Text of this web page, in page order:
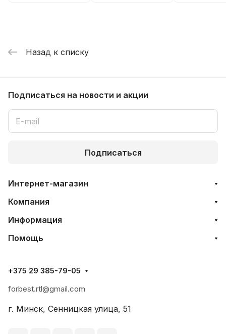
Назад к списку
Подписаться на новости и акции
Подписаться
Интернет-магазин
Компания
Информация
Помощь
+375 29 385-79-05
forbest.rtl@gmail.com
г. Минск, Сенницкая улица, 51